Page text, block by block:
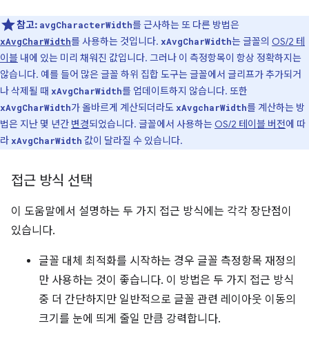
참고: avgCharacterWidth를 근사하는 또 다른 방법은
xAvgCharWidth를 사용하는 것입니다. xAvgCharWidth는 글꼴의 OS/2 테
이블 내에 있는 미리 채워진 값입니다. 그러나 이 측정항목이 항상 정확하지는
않습니다. 예를 들어 많은 글꼴 하위 집합 도구는 글꼴에서 글리프가 추가되거
나 삭제될 때 xAvgCharWidth를 업데이트하지 않습니다. 또한
xAvgCharWidth가 올바르게 계산되더라도 xAvgcharWidth를 계산하는 방
법은 지난 몇 년간 변경되었습니다. 글꼴에서 사용하는 OS/2 테이블 버전에 따
라 xAvgCharWidth 값이 달라질 수 있습니다.
접근 방식 선택
이 도움말에서 설명하는 두 가지 접근 방식에는 각각 장단점이
있습니다.
글꼴 대체 최적화를 시작하는 경우 글꼴 측정항목 재정의
만 사용하는 것이 좋습니다. 이 방법은 두 가지 접근 방식
중 더 간단하지만 일반적으로 글꼴 관련 레이아웃 이동의
크기를 눈에 띄게 줄일 만큼 강력합니다.